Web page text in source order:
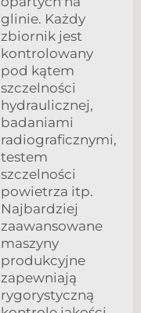
glinie. Każdy
zbiornik jest
kontrolowany
pod kątem
szczelności
hydraulicznej,
badaniami
radiograficznymi,
testem
szczelności
powietrza itp.
Najbardziej
zaawansowane
maszyny
produkcyjne
zapewniają
rygorystyczną